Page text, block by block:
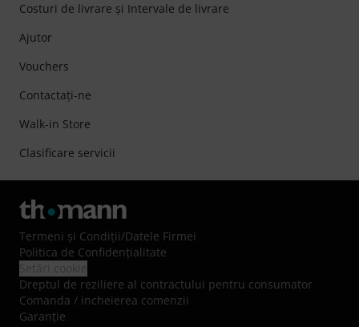
Costuri de livrare şi Intervale de livrare
Ajutor
Vouchers
Contactaţi-ne
Walk-in Store
Clasificare servicii
Termeni şi Condiţii/Datele Firmei
Politica de Confidenţialitate
Dreptul de reziliere al contractului pentru consumator
Comanda / incheierea comenzii
Garanție